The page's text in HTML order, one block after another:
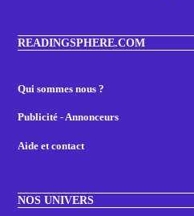
READINGSPHERE.COM
Qui sommes nous ?
Publicité - Annonceurs
Aide et contact
NOS UNIVERS